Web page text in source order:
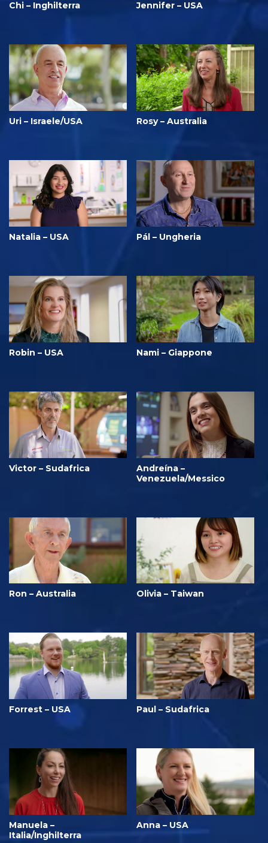
Chi – Inghilterra Jennifer – USA
Uri – Israele/USA Rosy – Australia
Natalia – USA Pál – Ungheria
Robin – USA Nami – Giappone
Victor – Sudafrica
Andreína –
Venezuela/Messico
Ron – Australia Olivia – Taiwan
Forrest – USA Paul – Sudafrica
Manuela –
Italia/Inghilterra
Anna – USA